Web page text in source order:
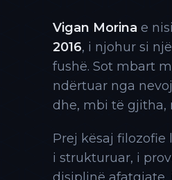
Vigan Morina e
2016, i njohur si
fushë. Sot mbart
ndërtuar nga
dhe, mbi të gjitha,
Prej kësaj
i strukturuar, i